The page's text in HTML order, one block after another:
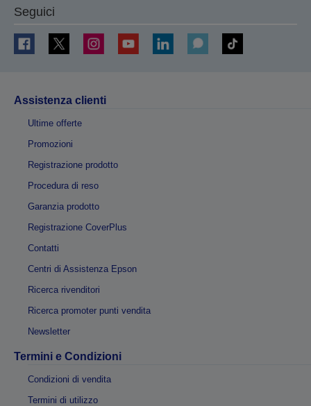
Seguici
Assistenza clienti
Ultime offerte
Promozioni
Registrazione prodotto
Procedura di reso
Garanzia prodotto
Registrazione CoverPlus
Contatti
Centri di Assistenza Epson
Ricerca rivenditori
Ricerca promoter punti vendita
Newsletter
Termini e Condizioni
Condizioni di vendita
Termini di utilizzo